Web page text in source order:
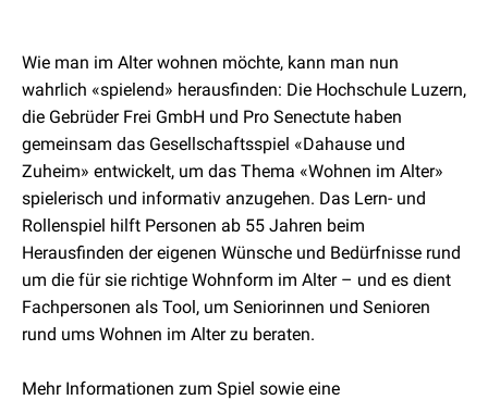
Wie man im Alter wohnen möchte, kann man nun
wahrlich «spielend» herausfinden: Die Hochschule Luzern,
die Gebrüder Frei GmbH und Pro Senectute haben
gemeinsam das Gesellschaftsspiel «Dahause und
Zuheim» entwickelt, um das Thema «Wohnen im Alter»
spielerisch und informativ anzugehen. Das Lern- und
Rollenspiel hilft Personen ab 55 Jahren beim
Herausfinden der eigenen Wünsche und Bedürfnisse rund
um die für sie richtige Wohnform im Alter – und es dient
Fachpersonen als Tool, um Seniorinnen und Senioren
rund ums Wohnen im Alter zu beraten.
Mehr Informationen zum Spiel sowie eine